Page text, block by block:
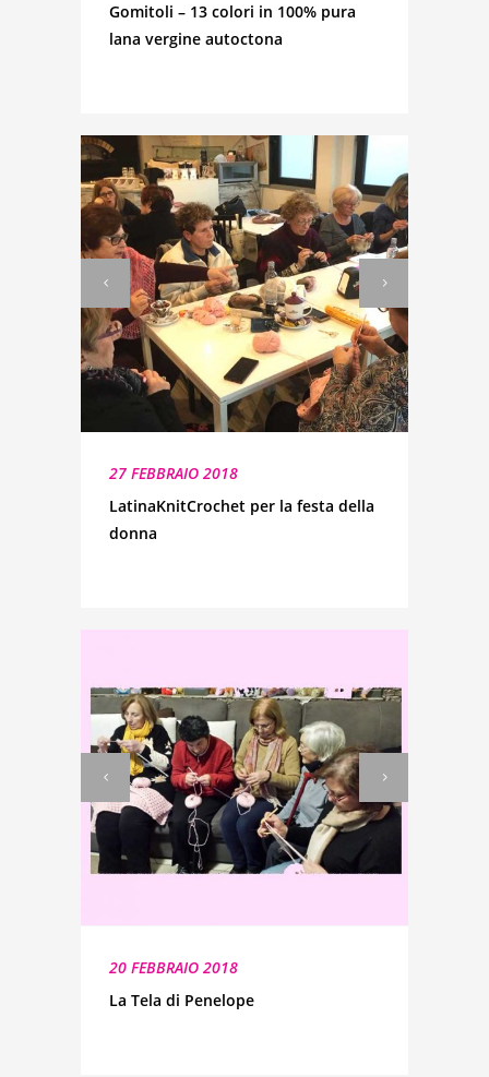
Gomitoli – 13 colori in 100% pura
lana vergine autoctona
27 FEBBRAIO 2018
LatinaKnitCrochet per la festa della
donna
20 FEBBRAIO 2018
La Tela di Penelope